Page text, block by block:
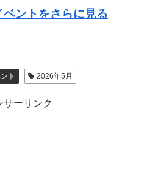
ントをさらに見る
ト 2026年5月
サーリンク